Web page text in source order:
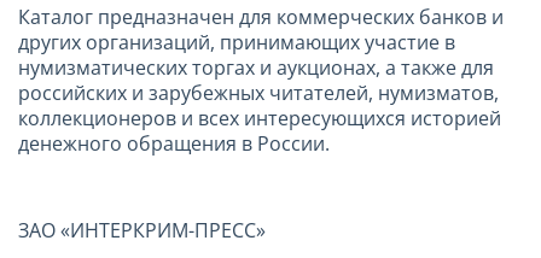
Каталог предназначен для коммерческих банков и
других организаций, принимающих участие в
нумизматических торгах и аукционах, а также для
российских и зарубежных читателей, нумизматов,
коллекционеров и всех интересующихся историей
денежного обращения в России.
ЗАО «ИНТЕРКРИМ-ПРЕСС»